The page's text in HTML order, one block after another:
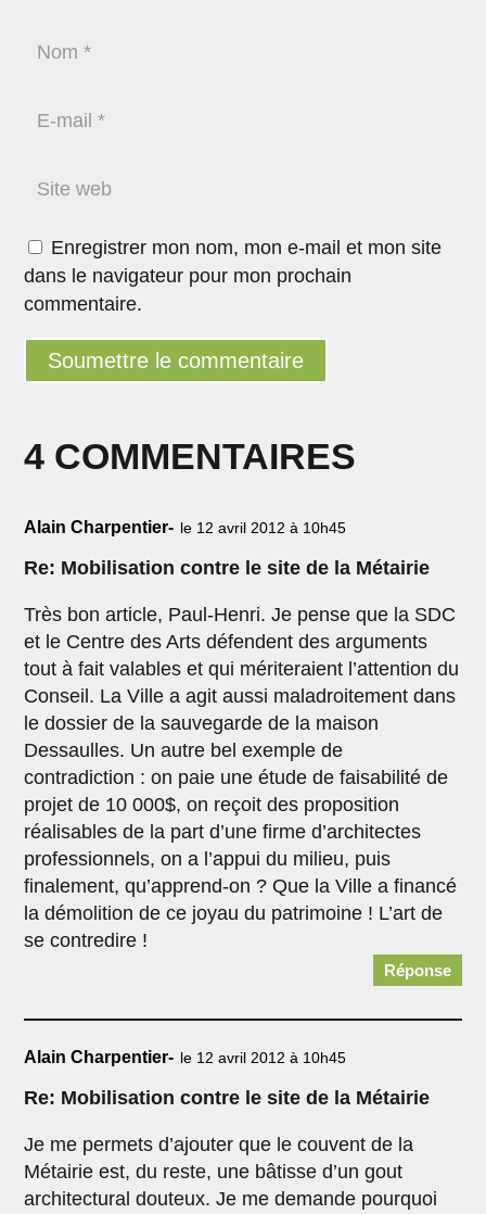
4 COMMENTAIRES
Alain Charpentier- le 12 avril 2012 à 10h45
Re: Mobilisation contre le site de la Métairie
Très bon article, Paul-Henri. Je pense que la SDC
et le Centre des Arts défendent des arguments
tout à fait valables et qui mériteraient l’attention du
Conseil. La Ville a agit aussi maladroitement dans
le dossier de la sauvegarde de la maison
Dessaulles. Un autre bel exemple de
contradiction : on paie une étude de faisabilité de
projet de 10 000$, on reçoit des proposition
réalisables de la part d’une firme d’architectes
professionnels, on a l’appui du milieu, puis
finalement, qu’apprend-on ? Que la Ville a financé
la démolition de ce joyau du patrimoine ! L’art de
se contredire !
Réponse
Alain Charpentier- le 12 avril 2012 à 10h45
Re: Mobilisation contre le site de la Métairie
Je me permets d’ajouter que le couvent de la
Métairie est, du reste, une bâtisse d’un gout
architectural douteux. Je me demande pourquoi
Enregistrer mon nom, mon e-mail et mon site
dans le navigateur pour mon prochain
commentaire.
Soumettre le commentaire